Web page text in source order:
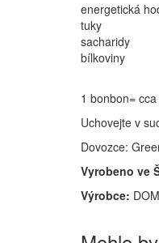
energetická
tuky
sacharidy
bílkoviny
1 bonbon=
Uchovejte v
Dovozce:
Vyrobeno ve
Výrobce: